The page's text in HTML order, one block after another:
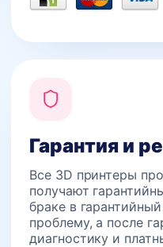
Гарантия и
Все 3D принтеры
получают
браке в
проблему, а после
диагностику и